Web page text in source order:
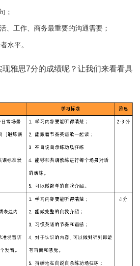
；
、工作、商务最重要的沟通需要；
水平。
雅思7分的成绩呢？让我们来看看具